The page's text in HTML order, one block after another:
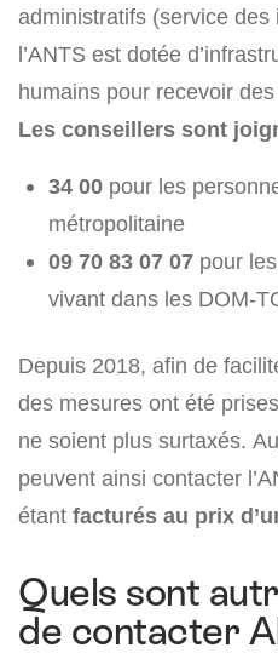
administratifs (service
l’ANTS est dotée
humains pour recevoir
Les conseillers sont
34 00 pour les
métropolitaine
09 70 83 07 07 pour
vivant dans les DOM-
Depuis 2018, afin de
des mesures ont été
ne soient plus surtaxés.
peuvent ainsi contacter
étant facturés au prix
Quels sont
de contacter